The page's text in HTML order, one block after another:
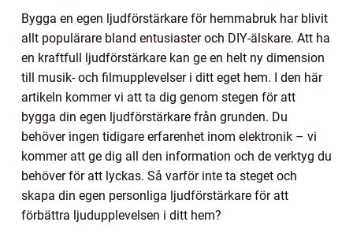
Bygga en egen ljudförstärkare för hemmabruk har blivit
allt populärare bland entusiaster och DIY-älskare. Att ha
en kraftfull ljudförstärkare kan ge en helt ny dimension
till musik- och filmupplevelser i ditt eget hem. I den här
artikeln kommer vi att ta dig genom stegen för att
bygga din egen ljudförstärkare från grunden. Du
behöver ingen tidigare erfarenhet inom elektronik – vi
kommer att ge dig all den information och de verktyg du
behöver för att lyckas. Så varför inte ta steget och
skapa din egen personliga ljudförstärkare för att
förbättra ljudupplevelsen i ditt hem?